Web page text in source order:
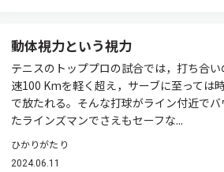
動体視力という視力
テニスのトッププロの試合では，打ち合
速100 Kmを軽く超え，サーブに至っては
で放たれる。そんな打球がライン付近で
たラインズマンでさえもセーフな...
ひかりがたり
2024.06.11